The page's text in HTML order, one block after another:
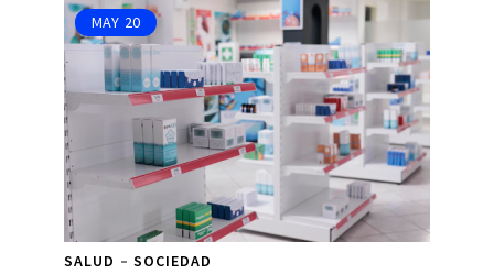
MAY 20
SALUD SOCIEDAD